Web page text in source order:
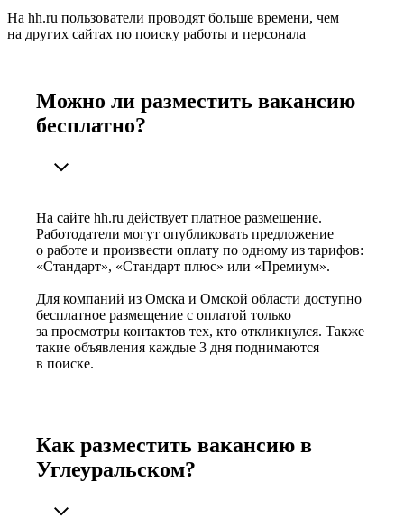
На hh.ru пользователи проводят больше времени, чем
на других сайтах по поиску работы и персонала
Можно ли разместить вакансию
бесплатно?
На сайте hh.ru действует платное размещение.
Работодатели могут опубликовать предложение
о работе и произвести оплату по одному из тарифов:
«Стандарт», «Стандарт плюс» или «Премиум».
Для компаний из Омска и Омской области доступно
бесплатное размещение с оплатой только
за просмотры контактов тех, кто откликнулся. Также
такие объявления каждые 3 дня поднимаются
в поиске.
Как разместить вакансию в
Углеуральском?